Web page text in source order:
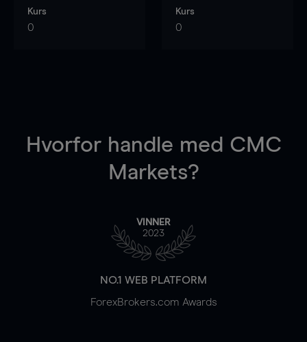
Kurs
0
Kurs
0
Hvorfor handle med CMC
Markets?
VINNER
2023
NO.1 WEB PLATFORM
ForexBrokers.com Awards